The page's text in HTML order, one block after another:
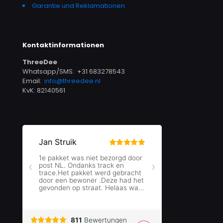
Garantie und Reklamationen
Kontaktinformationen
ThreeDee
Whatsapp/SMS: +31 683278543
Email: info@threedee.nl
KvK: 82140561